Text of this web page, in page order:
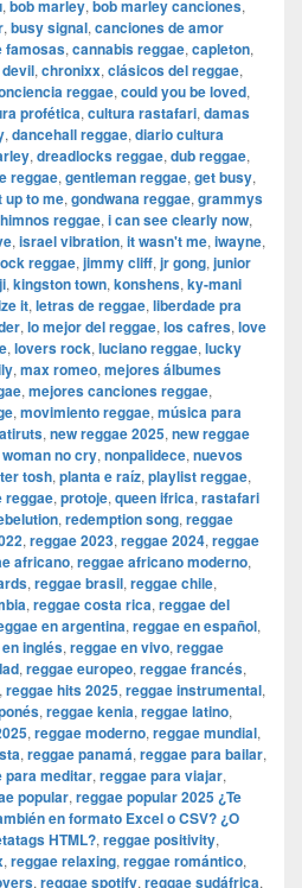
, bob marley, bob marley canciones,
, busy signal, canciones de amor
famosas, cannabis reggae, capleton,
, chronixx, clásicos del reggae,
reggae, could you be loved,
profética, cultura rastafari, damas
, dancehall reggae, diario cultura
, dreadlocks reggae, dub reggae,
reggae, gentleman reggae, get busy,
up to me, gondwana reggae, grammys
himnos reggae, i can see clearly now,
, israel vibration, it wasn't me, iwayne,
reggae, jimmy cliff, jr gong, junior
, kingston town, konshens, ky-mani
it, letras de reggae, liberdade pra
, lo mejor del reggae, los cafres, love
, lovers rock, luciano reggae, lucky
, max romeo, mejores álbumes
, mejores canciones reggae,
, movimiento reggae, música para
, new reggae 2025, new reggae
no cry, nonpalidece, nuevos
tosh, planta e raíz, playlist reggae,
reggae, protoje, queen ifrica, rastafari
, redemption song, reggae
, reggae 2023, reggae 2024, reggae
africano, reggae africano moderno,
, reggae brasil, reggae chile,
, reggae costa rica, reggae del
en argentina, reggae en español,
inglés, reggae en vivo, reggae
, reggae europeo, reggae francés,
, reggae hits 2025, reggae instrumental,
, reggae kenia, reggae latino,
, reggae moderno, reggae mundial,
, reggae panamá, reggae para bailar,
para meditar, reggae para viajar,
popular, reggae popular 2025 ¿Te
en formato Excel o CSV? ¿O
HTML?, reggae positivity,
, reggae relaxing, reggae romántico,
, reggae spotify, reggae sudáfrica,